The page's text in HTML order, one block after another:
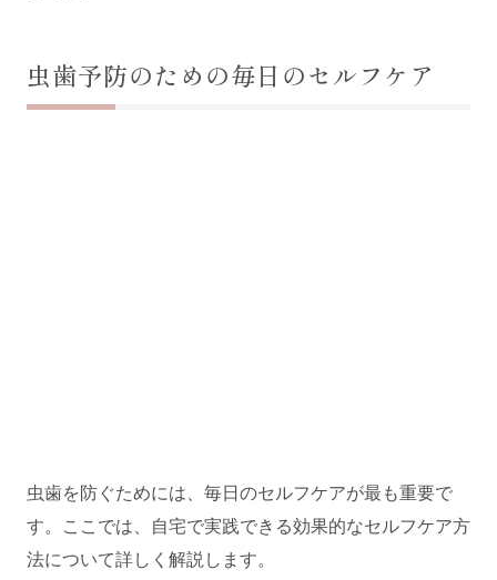
虫歯予防のための毎日のセルフケア
虫歯を防ぐためには、毎日のセルフケアが最も重要で
す。ここでは、自宅で実践できる効果的なセルフケア方
法について詳しく解説します。